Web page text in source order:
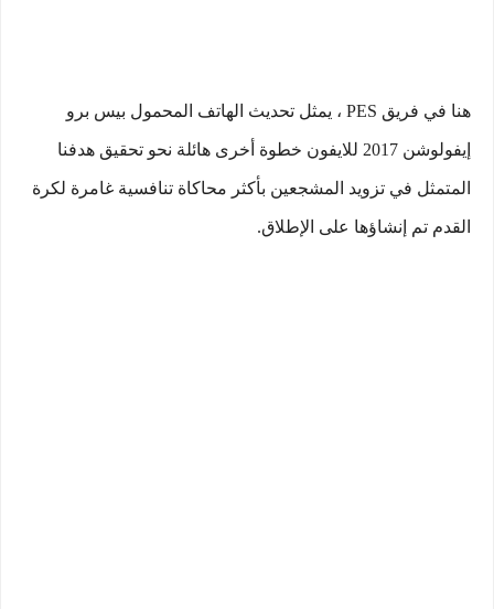
هنا في فريق PES ، يمثل تحديث الهاتف المحمول بيس برو
إيفولوشن 2017 للايفون خطوة أخرى هائلة نحو تحقيق هدفنا
المتمثل في تزويد المشجعين بأكثر محاكاة تنافسية غامرة لكرة
القدم تم إنشاؤها على الإطلاق.